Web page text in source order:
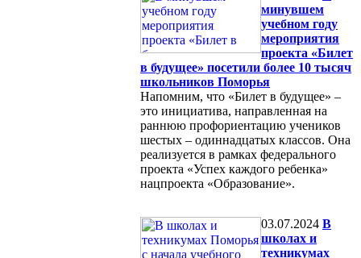
минувшем
учебном году
мероприятия
проекта «Билет
в будущее» посетили более 10 тысяч
школьников Поморья
Напомним, что «Билет в будущее» –
это инициатива, направленная на
раннюю профориентацию учеников
шестых – одиннадцатых классов. Она
реализуется в рамках федерального
проекта «Успех каждого ребенка»
нацпроекта «Образование».
03.07.2024 В
школах и
техникумах